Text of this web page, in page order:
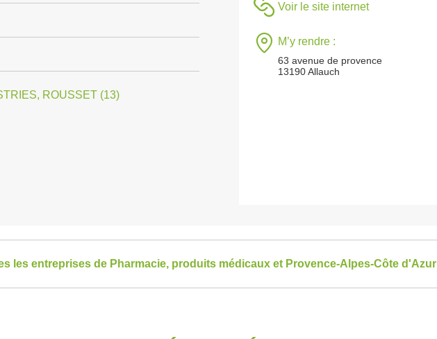
ROUSSET (13)
Voir le site internet
M’y rendre :
63 avenue de provence
13190 Allauch
les entreprises de Pharmacie, produits médicaux et Provence-Alpes-Côte d'Azur